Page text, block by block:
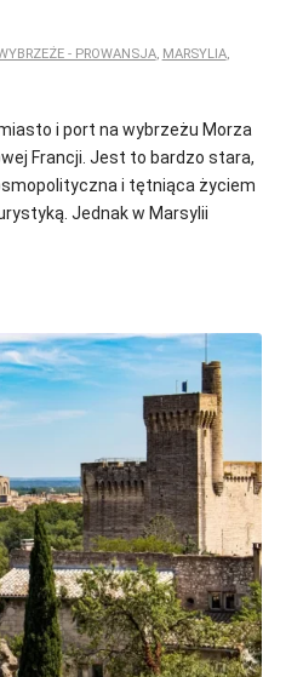
- PROWANSJA, MARSYLIA,
i port na wybrzeżu Morza
Francji. Jest to bardzo stara,
i tętniąca życiem
Jednak w Marsylii